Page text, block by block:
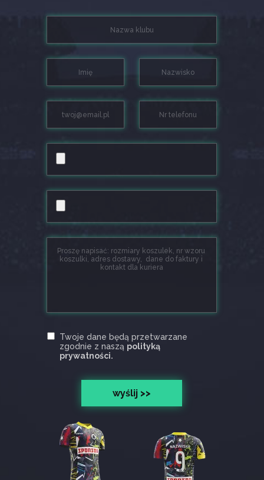
Twoje dane będą przetwarzane
zgodnie z naszą polityką
prywatności.
wyślij >>